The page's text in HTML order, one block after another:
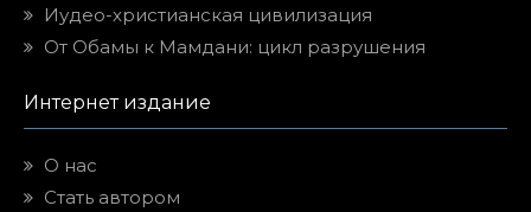
Иудео-христианская цивилизация
От Обамы к Мамдани: цикл разрушения
Интернет издание
О нас
Стать автором